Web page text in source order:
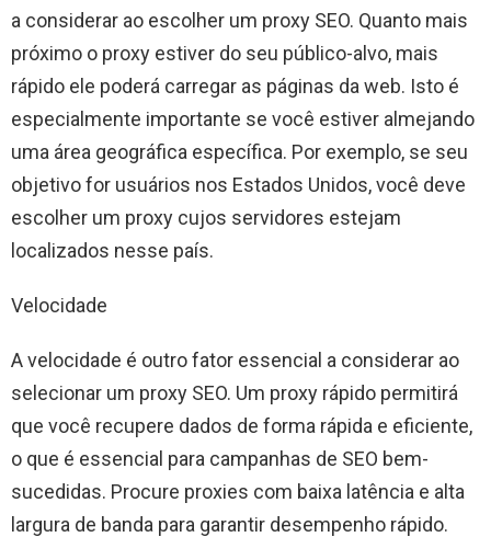
a considerar ao escolher um proxy SEO. Quanto mais
próximo o proxy estiver do seu público-alvo, mais
rápido ele poderá carregar as páginas da web. Isto é
especialmente importante se você estiver almejando
uma área geográfica específica. Por exemplo, se seu
objetivo for usuários nos Estados Unidos, você deve
escolher um proxy cujos servidores estejam
localizados nesse país.
Velocidade
A velocidade é outro fator essencial a considerar ao
selecionar um proxy SEO. Um proxy rápido permitirá
que você recupere dados de forma rápida e eficiente,
o que é essencial para campanhas de SEO bem-
sucedidas. Procure proxies com baixa latência e alta
largura de banda para garantir desempenho rápido.